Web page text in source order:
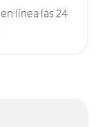
línea las 24